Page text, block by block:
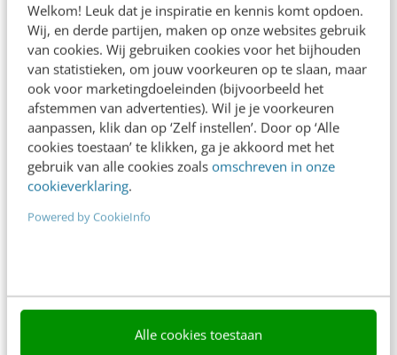
Welkom! Leuk dat je inspiratie en kennis komt opdoen.
Wij, en derde partijen, maken op onze websites gebruik
van cookies. Wij gebruiken cookies voor het bijhouden
van statistieken, om jouw voorkeuren op te slaan, maar
ook voor marketingdoeleinden (bijvoorbeeld het
afstemmen van advertenties). Wil je je voorkeuren
aanpassen, klik dan op ‘Zelf instellen’. Door op ‘Alle
cookies toestaan’ te klikken, ga je akkoord met het
gebruik van alle cookies zoals omschreven in onze
cookieverklaring.
Powered by CookieInfo
Alle cookies toestaan
Adverteren
Contact
Nieuwsbrieven
Ons team
Werken bij
Whitepapers
AI & Tech
Content & Communicatie